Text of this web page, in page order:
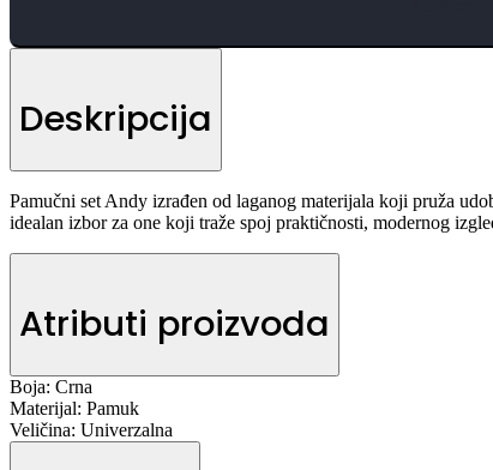
Deskripcija
Pamučni set Andy izrađen od laganog materijala koji pruža
idealan izbor za one koji traže spoj praktičnosti, modernog
Atributi proizvoda
Boja: Crna
Materijal: Pamuk
Veličina: Univerzalna